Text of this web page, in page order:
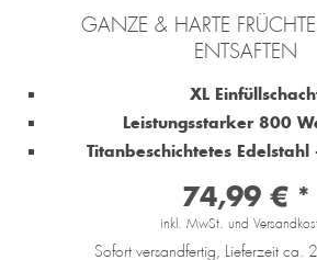
GANZE & HARTE
ENTSAFTEN
XL
Leistungsstarker 800
Titanbeschichtetes
74,99 € *
inkl. MwSt. und
Sofort versandfertig, Lieferzeit ca.